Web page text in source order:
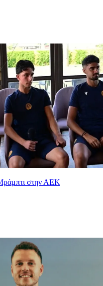
στην ΑΕK